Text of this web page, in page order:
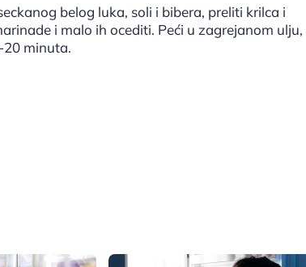
belog luka, soli i bibera, preliti krilca i
i malo ih ocediti. Peći u zagrejanom ulju,
minuta.